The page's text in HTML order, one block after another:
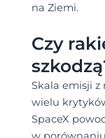
na Ziemi.
Czy
Skala emisji z
wielu
SpaceX